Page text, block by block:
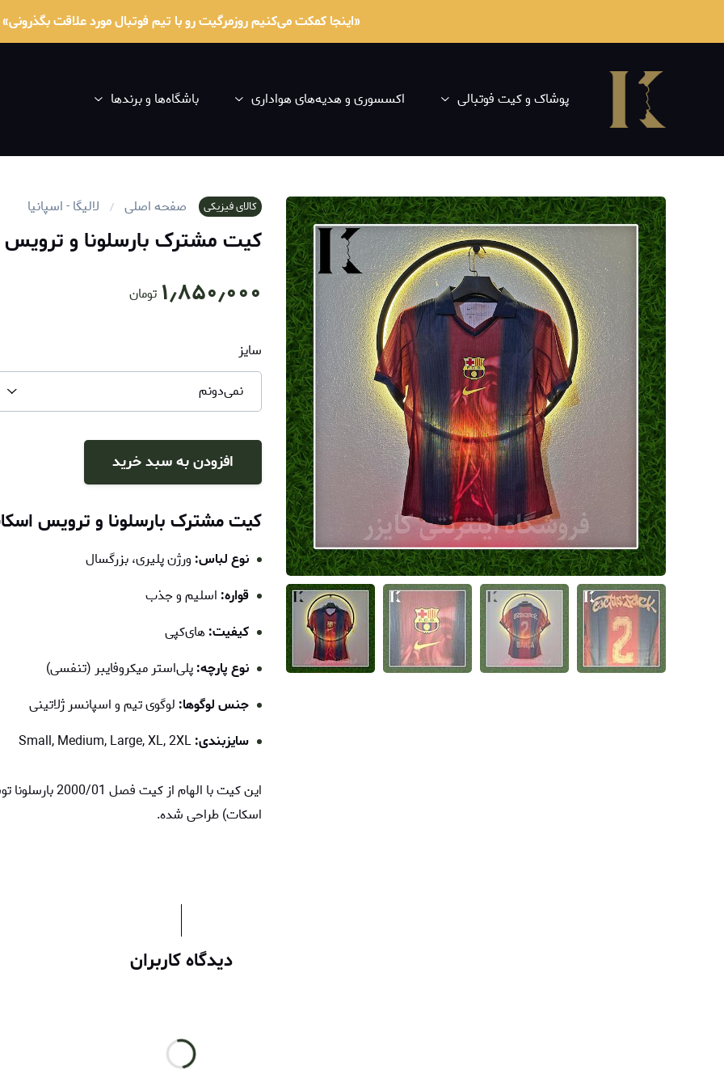
«اینجا کمکت می‌کنیم روزمرگیت رو با تیم فوتبال مورد علاقت بگذرونی»
پوشاک و کیت فوتبالی اکسسوری و هدیه‌های هواداری باشگاه‌ها و برندها
کالای فیزیکی صفحه اصلی لالیگا - اسپانیا
کیت مشترک بارسلونا و
۱٫۸۵۰٫۰۰۰ تومان
سایز
نمی‌دونم
افزودن به سبد خرید
کیت مشترک بارسلونا و ترویس
نوع لباس: ورژن پلیری، بزرگسال
قواره: اسلیم و جذب
کیفیت: های‌کپی
نوع پارچه:پلی‌استر میکروفایبر (تنفسی)
جنس لوگوها: لوگوی تیم و اسپانسر ژلاتینی
سایزبندی:
این کیت با
اسکات) طراحی شده.
دیدگاه کاربران